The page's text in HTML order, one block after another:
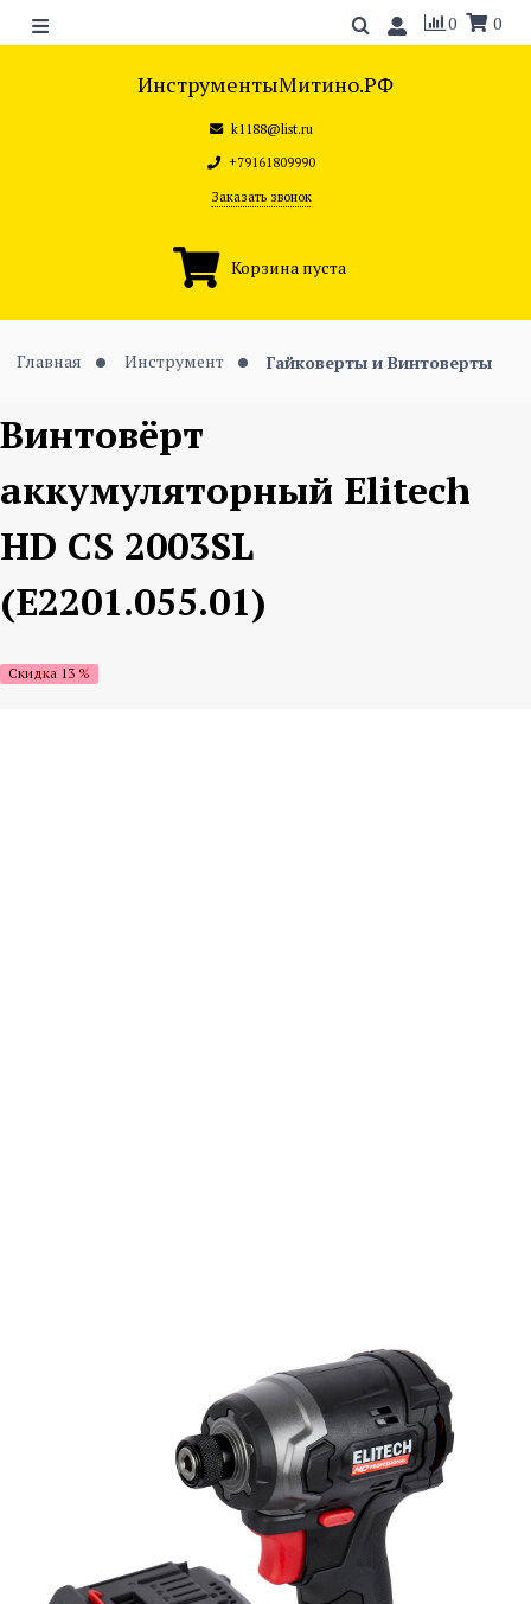
0 0
ИнструментыМитино.РФ
k1188@list.ru
+79161809990
Заказать звонок
Корзина пуста
Главная Инструмент Гайковерты и Винтоверты
Винтовёрт
аккумуляторный Elitech
HD CS 2003SL
(E2201.055.01)
Скидка 13 %